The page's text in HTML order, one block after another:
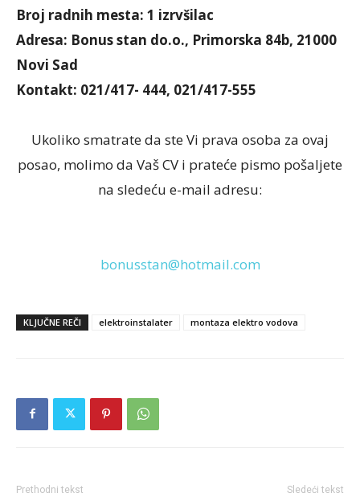
Broj radnih mesta: 1 izrvšilac
Adresa: Bonus stan do.o., Primorska 84b, 21000
Novi Sad
Kontakt: 021/417- 444, 021/417-555
Ukoliko smatrate da ste Vi prava osoba za ovaj
posao, molimo da Vaš CV i prateće pismo pošaljete
na sledeću e-mail adresu:
bonusstan@hotmail.com
KLJUČNE REČI elektroinstalater montaza elektro vodova
Prethodni tekst Sledeći tekst